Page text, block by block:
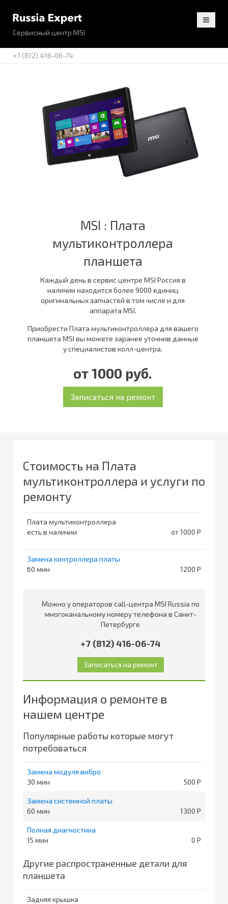
Сервисный центр MSI
+7 (812) 416-06-74
MSI : Плата
мультиконтроллера
планшета
Каждый день в сервис центре MSI Россия в
наличии находится более 9000 единиц
оригинальных запчастей в том числе и для
аппарата MSI.
Приобрести Плата мультиконтроллера для вашего
планшета MSI вы можете заранее уточнив данные
у специалистов колл-центра.
от 1000 руб.
Стоимость на Плата
мультиконтроллера и услуги по
ремонту
Плата мультиконтроллера
есть в наличии
от 1000
Замена контроллера платы
60
1200
Можно у операторов call-центра MSI Russia по
многоканальному номеру телефона в Санкт-
Петербурге
+7 (812) 416-06-74
Информация о ремонте в
нашем центре
Популярные работы которые могут
потребоваться
Замена модуля вибро
30
500
Замена системной платы
60
1300
Полная диагностика
15
0
Другие распространенные детали для
планшета
Задняя крышка